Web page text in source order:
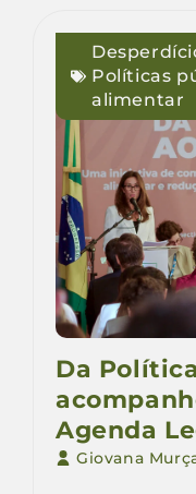
Políticas
alimentar
Da
Agenda
Giovana